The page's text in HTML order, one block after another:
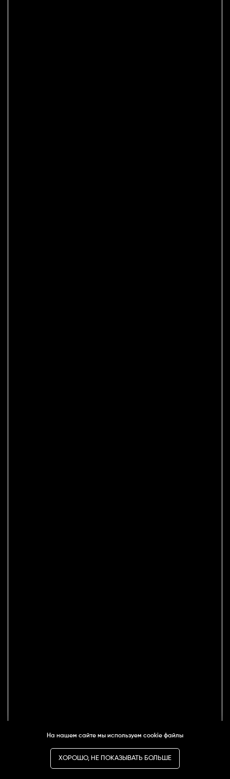
На нашем сайте мы используем cookie файлы
ХОРОШО, НЕ ПОКАЗЫВАТЬ БОЛЬШЕ